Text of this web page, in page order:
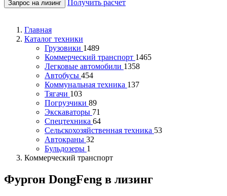
Запрос на лизинг Получить расчет
Главная
Каталог техники
Грузовики 1489
Коммерческий транспорт 1465
Легковые автомобили 1358
Автобусы 454
Коммунальная техника 137
Тягачи 103
Погрузчики 89
Экскаваторы 71
Спецтехника 64
Сельскохозяйственная техника 53
Автокраны 32
Бульдозеры 1
Коммерческий транспорт
Фургон DongFeng в лизинг